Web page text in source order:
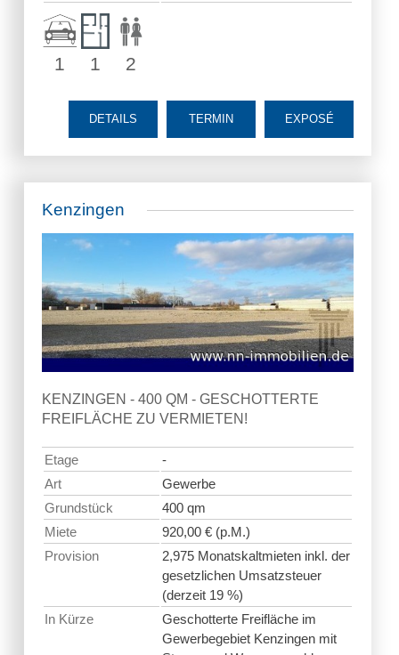
1 1 2
EXPOSÉ
TERMIN
DETAILS
Kenzingen
KENZINGEN - 400 QM - GESCHOTTERTE
FREIFLÄCHE ZU VERMIETEN!
Etage
-
Art
Gewerbe
Grundstück
400 qm
Miete
920,00 € (p.M.)
Provision
2,975 Monatskaltmieten inkl. der
gesetzlichen Umsatzsteuer
(derzeit 19 %)
In Kürze
Geschotterte Freifläche im
Gewerbegebiet Kenzingen mit